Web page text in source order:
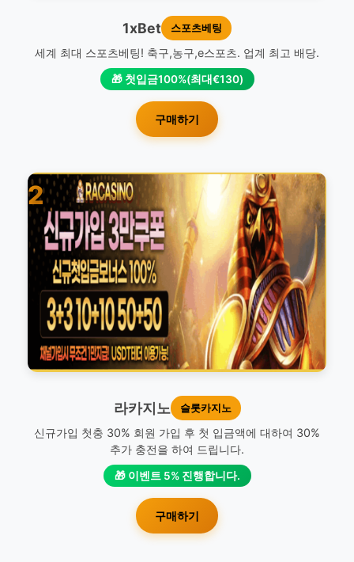
1xBet 스포츠베팅
세계 최대 스포츠베팅! 축구,농구,e스포츠. 업계 최고 배당.
🎁 첫입금100%(최대€130)
구매하기
2
라카지노 슬롯카지노
신규가입 첫충 30% 회원 가입 후 첫 입금액에 대하여 30%
추가 충전을 하여 드립니다.
🎁 이벤트 5% 진행합니다.
구매하기